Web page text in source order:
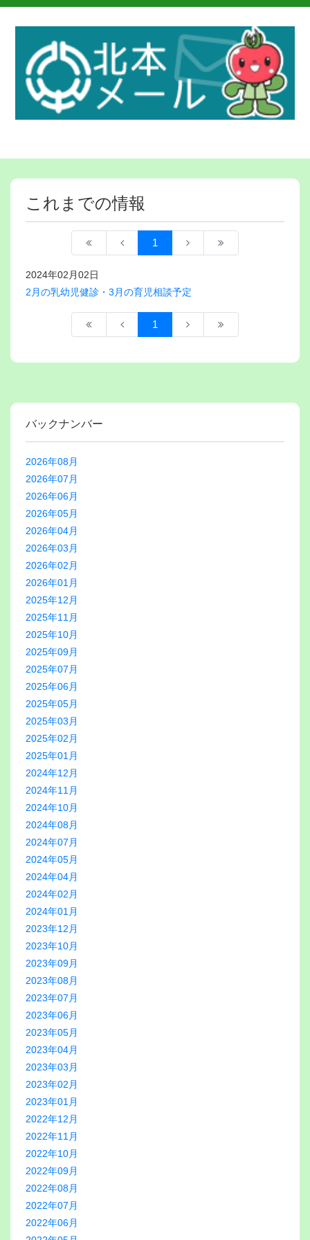
これまでの情報
1
2024年02月02日
2月の乳幼児健診・3月の育児相談予定
1
バックナンバー
2026年08月
2026年07月
2026年06月
2026年05月
2026年04月
2026年03月
2026年02月
2026年01月
2025年12月
2025年11月
2025年10月
2025年09月
2025年07月
2025年06月
2025年05月
2025年03月
2025年02月
2025年01月
2024年12月
2024年11月
2024年10月
2024年08月
2024年07月
2024年05月
2024年04月
2024年02月
2024年01月
2023年12月
2023年10月
2023年09月
2023年08月
2023年07月
2023年06月
2023年05月
2023年04月
2023年03月
2023年02月
2023年01月
2022年12月
2022年11月
2022年10月
2022年09月
2022年08月
2022年07月
2022年06月